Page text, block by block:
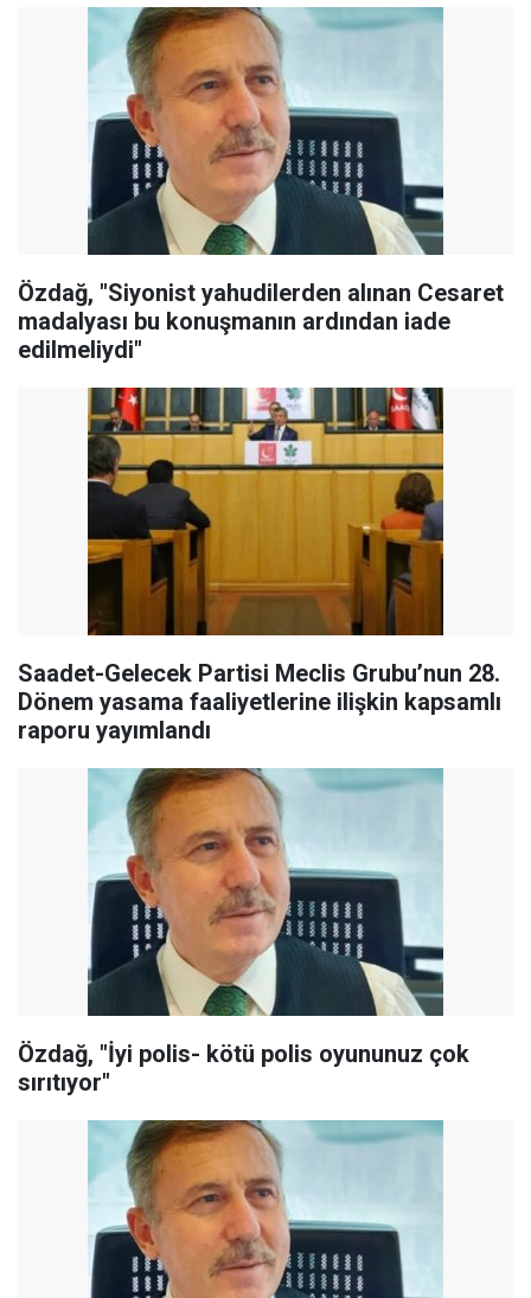
Özdağ, "Siyonist yahudilerden alınan Cesaret
madalyası bu konuşmanın ardından iade
edilmeliydi"
Saadet-Gelecek Partisi Meclis Grubu’nun 28.
Dönem yasama faaliyetlerine ilişkin kapsamlı
raporu yayımlandı
Özdağ, "İyi polis- kötü polis oyununuz çok
sırıtıyor"